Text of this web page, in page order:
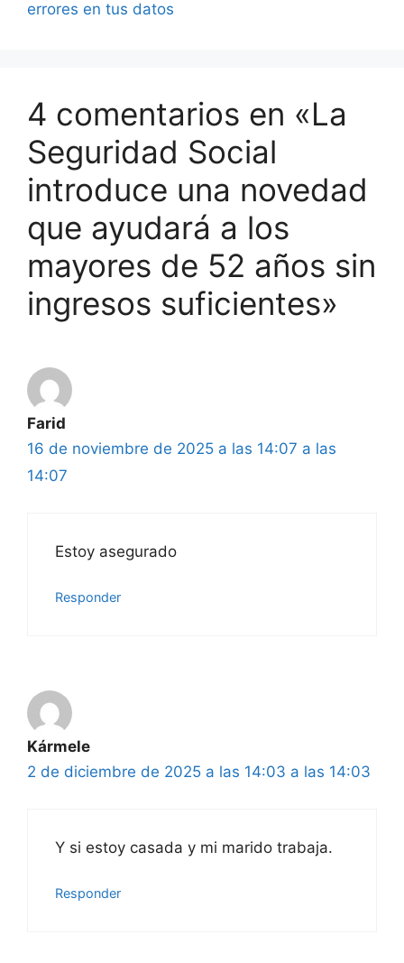
errores en tus datos
4 comentarios en «La
Seguridad Social
introduce una novedad
que ayudará a los
mayores de 52 años sin
ingresos suficientes»
Farid
16 de noviembre de 2025 a las 14:07 a las
14:07
Estoy asegurado
Responder
Kármele
2 de diciembre de 2025 a las 14:03 a las 14:03
Y si estoy casada y mi marido trabaja.
Responder